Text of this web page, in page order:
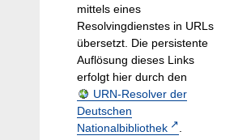
mittels eines
Resolvingdienstes in URLs
übersetzt. Die persistente
Auflösung dieses Links
erfolgt hier durch den
URN-Resolver der
Deutschen
Nationalbibliothek
.